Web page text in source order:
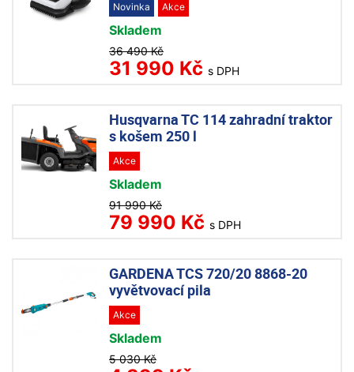
Novinka Akce
Skladem
36 490 Kč
31 990 Kč s DPH
Husqvarna TC 114 zahradní traktor
s košem 250 l
Akce
Skladem
91 990 Kč
79 990 Kč s DPH
GARDENA TCS 720/20 8868-20
vyvětvovací pila
Akce
Skladem
5 030 Kč